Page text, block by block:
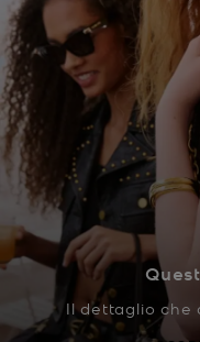
Il dettaglio che